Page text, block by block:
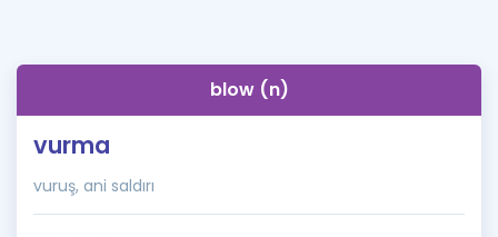
blow (n)
vurma
vuruş, ani saldırı